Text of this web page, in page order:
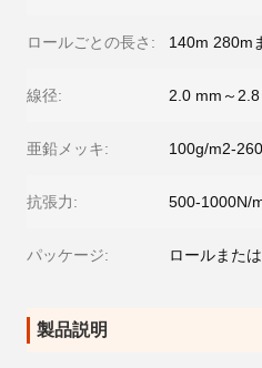
ロールごとの長さ: 140m 280m
線径: 2.0 mm～
亜鉛メッキ: 100g/m2-
抗張力: 500-1000N/
パッケージ: ロールまた
製品説明